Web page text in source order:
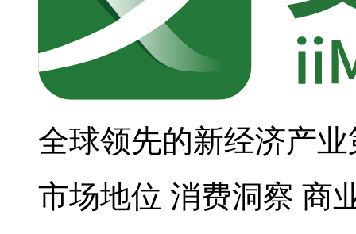
全球领先的新经济产
市场地位 消费洞察 商